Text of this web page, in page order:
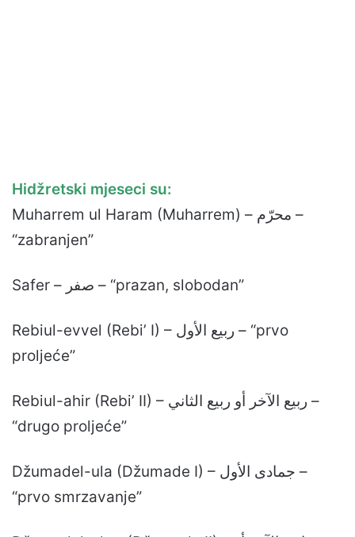
Hidžretski mjeseci su:
Muharrem ul Haram (Muharrem) – محرّم –
“zabranjen”
Safer – صفر – “prazan, slobodan”
Rebiul-evvel (Rebi’ I) – ربيع الأول – “prvo
proljeće”
Rebiul-ahir (Rebi’ II) – ربيع الآخر أو ربيع الثاني –
“drugo proljeće”
Džumadel-ula (Džumade I) – جمادى الأول –
“prvo smrzavanje”